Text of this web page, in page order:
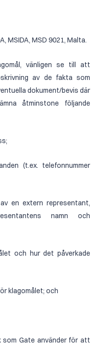
MSIDA, MSD 9021, Malta.
vänligen se till att
av de fakta som
dokument/bevis där
åtminstone följande
(t.ex. telefonnummer
en extern representant,
namn och
och hur det påverkade
klagomålet; och
som Gate använder för att